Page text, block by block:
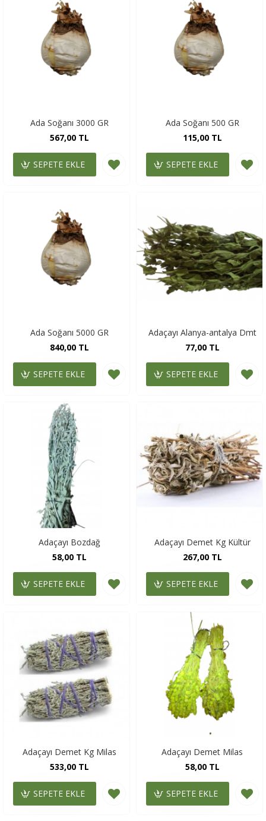
Ada Soğanı 3000 GR
567,00 TL
SEPETE EKLE
Ada Soğanı 500 GR
115,00 TL
SEPETE EKLE
Ada Soğanı 5000 GR
840,00 TL
SEPETE EKLE
Adaçayı Alanya-antalya Dmt
77,00 TL
SEPETE EKLE
Adaçayı Bozdağ
58,00 TL
SEPETE EKLE
Adaçayı Demet Kg Kültür
267,00 TL
SEPETE EKLE
Adaçayı Demet Kg Milas
533,00 TL
SEPETE EKLE
Adaçayı Demet Milas
58,00 TL
SEPETE EKLE